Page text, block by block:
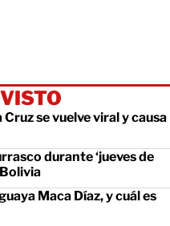
se vuelve viral y causa
durante ‘jueves de
Maca Díaz, y cuál es